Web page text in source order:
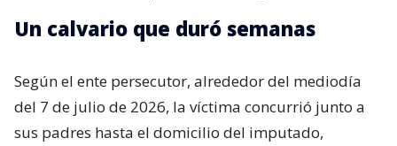
Un calvario que duró semanas
Según el ente persecutor, alrededor del mediodía
del 7 de julio de 2026, la víctima concurrió junto a
sus padres hasta el domicilio del imputado,